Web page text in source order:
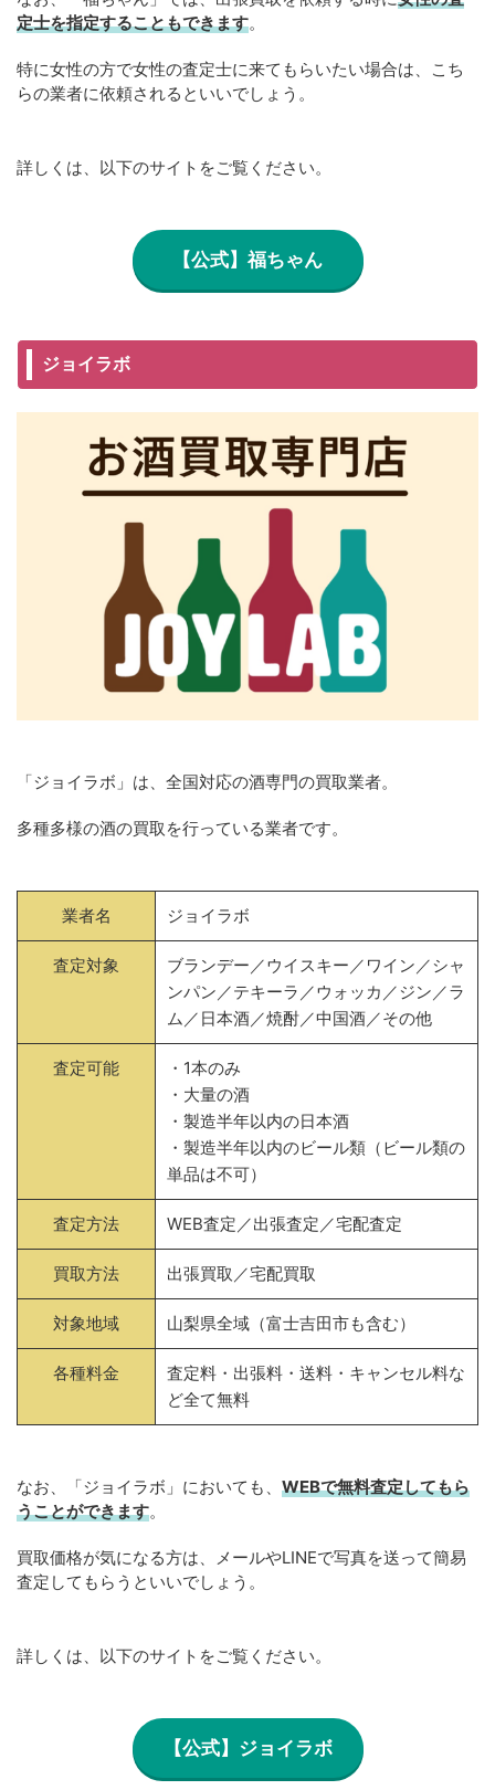
定士を指定することもできます。
特に女性の方で女性の査定士に来てもらいたい場合は、こち
らの業者に依頼されるといいでしょう。
詳しくは、以下のサイトをご覧ください。
【公式】福ちゃん
ジョイラボ
「ジョイラボ」は、全国対応の酒専門の買取業者。
多種多様の酒の買取を行っている業者です。
業者名 ジョイラボ
査定対象
ブランデー／ウイスキー／ワイン／シャ
ンパン／テキーラ／ウォッカ／ジン／ラ
ム／日本酒／焼酎／中国酒／その他
査定可能
・1本のみ
・大量の酒
・製造半年以内の日本酒
・製造半年以内のビール類（ビール類の
単品は不可）
査定方法 WEB査定／出張査定／宅配査定
買取方法 出張買取／宅配買取
対象地域 山梨県全域（富士吉田市も含む）
各種料金
査定料・出張料・送料・キャンセル料な
ど全て無料
なお、「ジョイラボ」においても、 WEBで無料査定してもら
うことができます。
買取価格が気になる方は、メールやLINEで写真を送って簡易
査定してもらうといいでしょう。
詳しくは、以下のサイトをご覧ください。
【公式】ジョイラボ